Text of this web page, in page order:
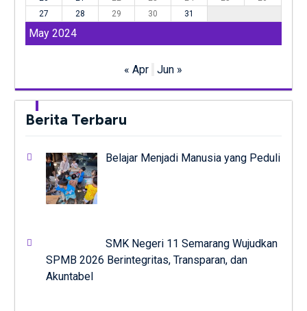
May 2024
27
28 29 30 31
« Apr Jun »
Berita Terbaru
Belajar Menjadi Manusia yang Peduli
SMK Negeri 11 Semarang Wujudkan
SPMB 2026 Berintegritas, Transparan, dan
Akuntabel